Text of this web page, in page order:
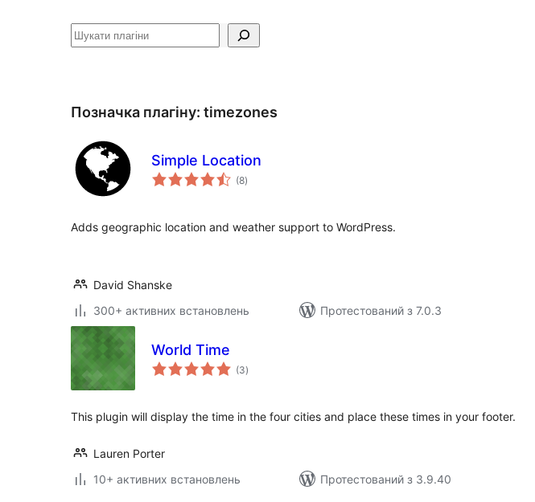
Пошук
Позначка плагіну: timezones
Simple Location
(8загальний
рейтинг
)
Adds geographic location and weather support to WordPress.
David Shanske
300+ активних встановлень
Протестований з 7.0.3
World Time
(3загальний
рейтинг
)
This plugin will display the time in the four cities and place these times in your footer.
Lauren Porter
10+ активних встановлень
Протестований з 3.9.40